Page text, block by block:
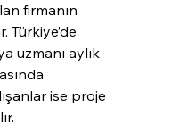
firmanın
Türkiye’de
uzmanı aylık
ise proje